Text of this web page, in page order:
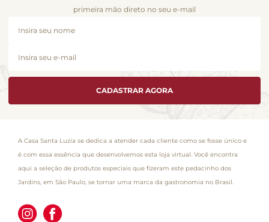
primeira mão direto no seu e-mail
CADASTRAR AGORA
A Casa Santa Luzia se dedica a atender cada cliente como se fosse único e
é com essa essência que desenvolvemos esta loja virtual. Você encontra
aqui a seleção de produtos especiais que fizeram este pedacinho dos
Jardins, em São Paulo, se tornar uma marca da gastronomia no Brasil.